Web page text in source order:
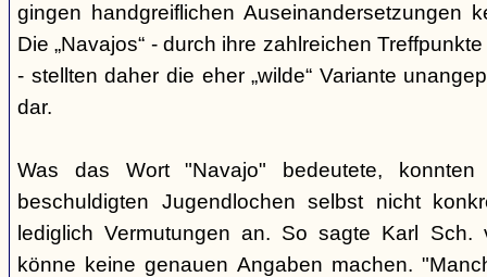
gingen handgreiflichen Auseinandersetzungen
Die „Navajos“ - durch ihre zahlreichen
- stellten daher die eher „wilde“ Variante
dar.
Was das Wort "Navajo" bedeutete, konnten
beschuldigten Jugendlochen selbst nicht
lediglich Vermutungen an. So sagte Karl
könne keine genauen Angaben machen.